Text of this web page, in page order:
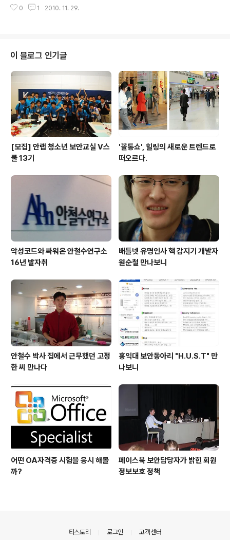
었다. 글로벌 대기업도 이루지 못한 그 기술을, 개인에게 무
유롭고 편하게 PC 점검을 받을 수 있다는 점에서 그 동안
노트북이 자꾸 꺼지고, 끊김 현상이 있어서 'V3 365 클리
닉 PC주치의'를 사용해 보았다. 워낙 게임도 많이 하고, 동
영상도 많이 보고, 더욱이나 평소에 거의 노트북을 끄지 않
고 생활을 해서 노트북에 이상이 있다고 생각했지만, 뚜렷
하게 무엇이 잘못된 건지 모르기 때문에 원격 지원을 받았
다. 인터넷으로 ..
0 1 2010. 11. 29.
이 블로그 인기글
[모집] 안랩 청소년 보안교실 V스
쿨 13기
'꼴통쇼', 힐링의 새로운 트렌드로
떠오르다.
악성코드와 싸워온 안철수연구소
16년 발자취
배틀넷 유명인사 핵 감지기 개발자
원순철 만나보니
안철수 박사 집에서 근무했던 고정
한 씨 만나다
홍익대 보안동아리 "H.U.S.T" 만
나보니
어떤 OA자격증 시험을 응시 해볼
까?
페이스북 보안담당자가 밝힌 회원
정보보호 정책
티스토리 로그인 고객센터